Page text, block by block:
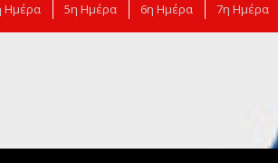
Ημέρα 5η Ημέρα 6η Ημέρα 7η Ημέρα